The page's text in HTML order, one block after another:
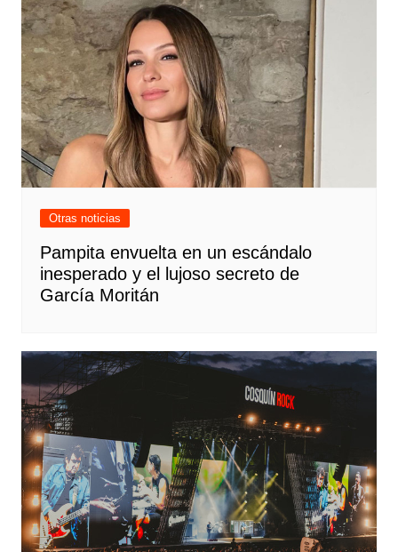
Otras noticias
Pampita envuelta en un escándalo
inesperado y el lujoso secreto de
García Moritán